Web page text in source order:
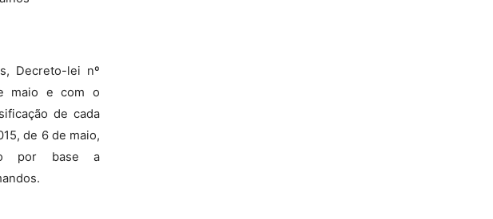
Decreto-lei nº
maio e com o
de cada
de 6 de maio,
por base a